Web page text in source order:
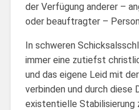
der Verfügung anderer –
oder beauftragter –
In schweren
immer eine zutiefst
und das eigene Leid mit
verbinden und durch diese
existentielle Stabilisierung